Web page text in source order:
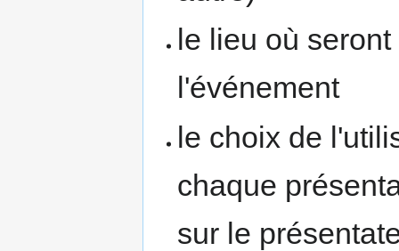
le lieu où
l'événement
le choix de
chaque
sur le